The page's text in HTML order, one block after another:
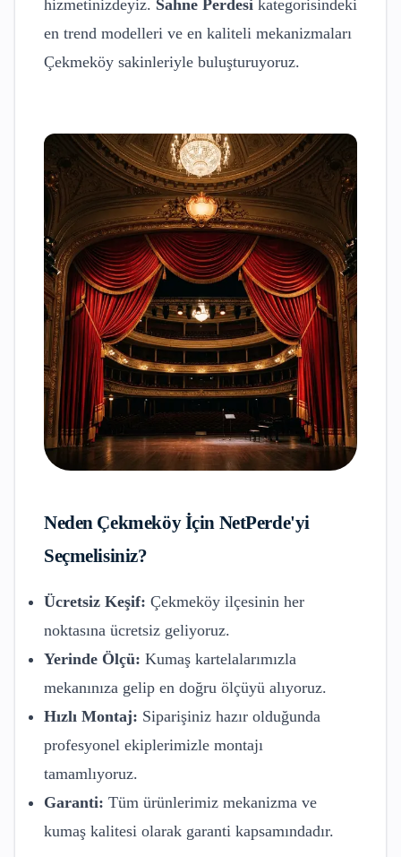
hizmetinizdeyiz. Sahne Perdesi kategorisindeki
en trend modelleri ve en kaliteli mekanizmaları
Çekmeköy sakinleriyle buluşturuyoruz.
Neden Çekmeköyİçin NetPerde'yi
Seçmelisiniz?
Ücretsiz Keşif: Çekmeköy ilçesinin her
noktasına ücretsiz geliyoruz.
Yerinde Ölçü: Kumaş kartelalarımızla
mekanınıza gelip en doğru ölçüyü alıyoruz.
Hızlı Montaj: Siparişiniz hazır olduğunda
profesyonel ekiplerimizle montajı
tamamlıyoruz.
Garanti: Tüm ürünlerimiz mekanizma ve
kumaş kalitesi olarak garanti kapsamındadır.